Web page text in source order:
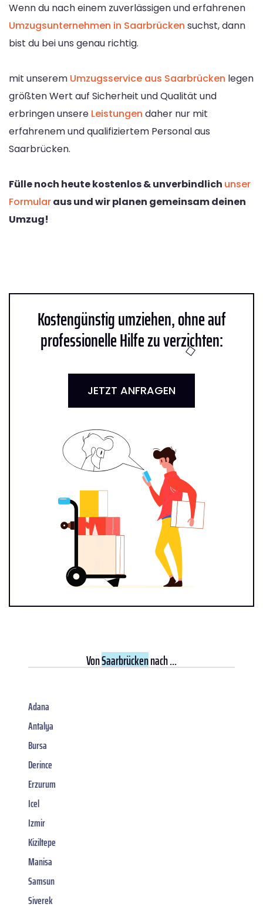
Wenn du nach einem zuverlässigen und erfahrenen
Umzugsunternehmen in Saarbrücken suchst, dann
bist du bei uns genau richtig.
mit unserem Umzugsservice aus Saarbrücken legen
größten Wert auf Sicherheit und Qualität und
erbringen unsere Leistungen daher nur mit
erfahrenem und qualifiziertem Personal aus
Saarbrücken.
Fülle noch heute kostenlos & unverbindlich unser
Formularaus und wir planen gemeinsam deinen
Umzug!
Kostengünstig umziehen, ohne auf
professionelle Hilfe zu verzichten:
JETZT ANFRAGEN
VonSaarbrückennach ...
Adana
Antalya
Bursa
Derince
Erzurum
Icel
Izmir
Kiziltepe
Manisa
Samsun
Siverek